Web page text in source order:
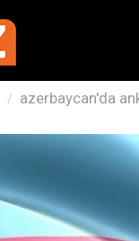
azerbaycan'da